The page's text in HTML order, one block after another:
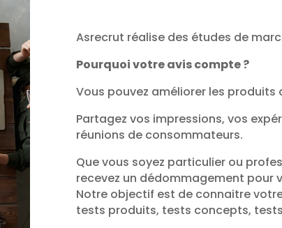
Asrecrut réalise des études de
Pourquoi votre avis compte ?
Vous pouvez améliorer les produits
Partagez vos impressions, vos
réunions de consommateurs.
Que vous soyez particulier ou
recevez un dédommagement pour
Notre objectif est de connaitre
tests produits, tests concepts,